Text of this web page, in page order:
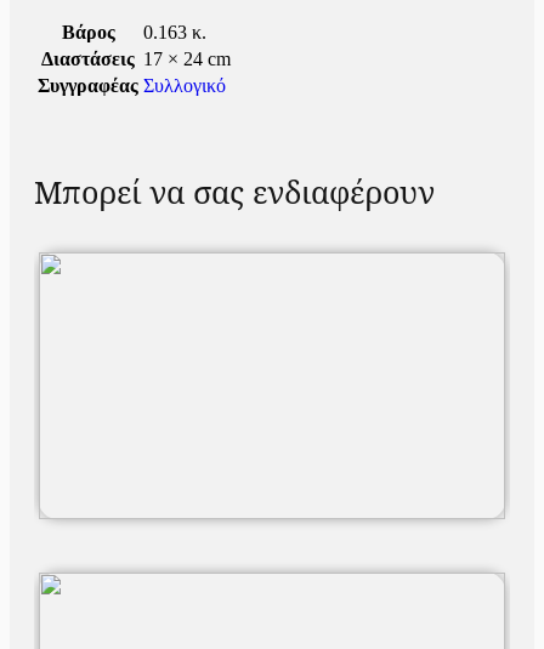
Βάρος
0.163 κ.
Διαστάσεις 17 × 24 cm
Συγγραφέας Συλλογικό
Μπορεί να σας ενδιαφέρουν